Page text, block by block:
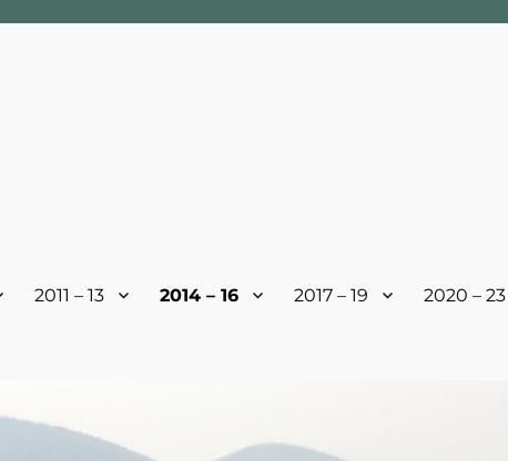
2011 – 13 2014 – 16 2017 – 19 2020 – 23